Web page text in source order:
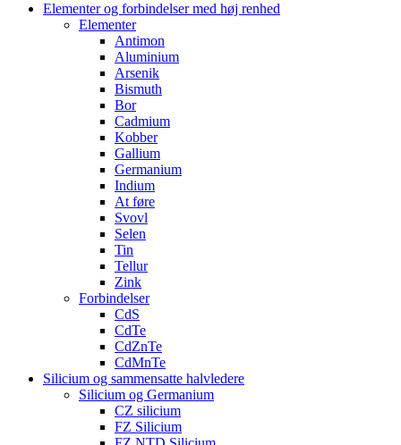
Elementer og forbindelser med høj renhed
Elementer
Antimon
Aluminium
Arsenik
Bismuth
Bor
Cadmium
Kobber
Gallium
Germanium
Indium
At føre
Svovl
Selen
Tin
Tellur
Zink
Forbindelser
CdS
CdTe
CdZnTe
CdMnTe
Silicium og sammensatte halvledere
Silicium og Germanium
CZ silicium
FZ Silicium